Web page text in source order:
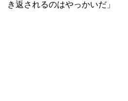
き返されるのはやっかいだ」